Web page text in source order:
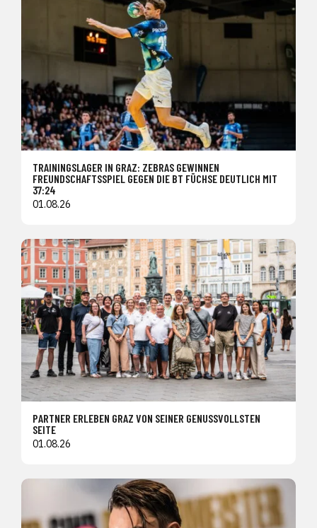
TRAININGSLAGER IN GRAZ: ZEBRAS GEWINNEN
FREUNDSCHAFTSSPIEL GEGEN DIE BT FÜCHSE DEUTLICH MIT
37:24
01.08.26
PARTNER ERLEBEN GRAZ VON SEINER GENUSSVOLLSTEN
SEITE
01.08.26